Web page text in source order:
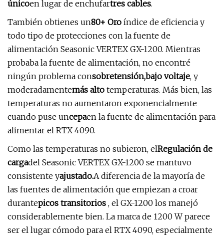
únicoen lugar de enchufartres cables.
También obtienes un80+ Oro índice de eficiencia y
todo tipo de protecciones con la fuente de
alimentación Seasonic VERTEX GX-1200. Mientras
probaba la fuente de alimentación, no encontré
ningún problema consobretensión,bajo voltaje, y
moderadamentemás alto temperaturas. Más bien, las
temperaturas no aumentaron exponencialmente
cuando puse uncepaen la fuente de alimentación para
alimentar el RTX 4090.
Como las temperaturas no subieron, elRegulación de
cargadel Seasonic VERTEX GX-1200 se mantuvo
consistente yajustado.A diferencia de la mayoría de
las fuentes de alimentación que empiezan a croar
durantepicos transitorios , el GX-1200 los manejó
considerablemente bien. La marca de 1200 W parece
ser el lugar cómodo para el RTX 4090, especialmente